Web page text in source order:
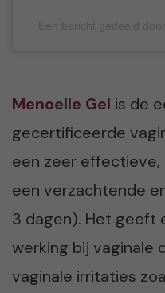
Menoelle Gel is de
gecertificeerde
een zeer
een verzachtende
3 dagen). Het geeft
werking bij vaginale
vaginale irritaties